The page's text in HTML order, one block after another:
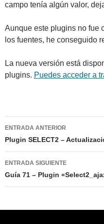
campo tenía algún valor,
Aunque este plugins no fue
los fuentes, he conseguido
La nueva versión está
plugins. Puedes acceder a
Navegación
de
entradas
ENTRADA ANTERIOR
Plugin SELECT2 –
ENTRADA SIGUIENTE
Guía 71 – Plugin